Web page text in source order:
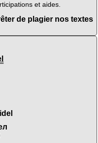
et aides.
de plagier nos textes